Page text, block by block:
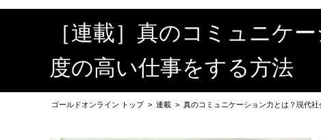
［連載］真のコミュニケ
度の高い仕事をする方法
ゴールドオンライン トップ > 連載 > 真のコミュニケーション力とは？現代